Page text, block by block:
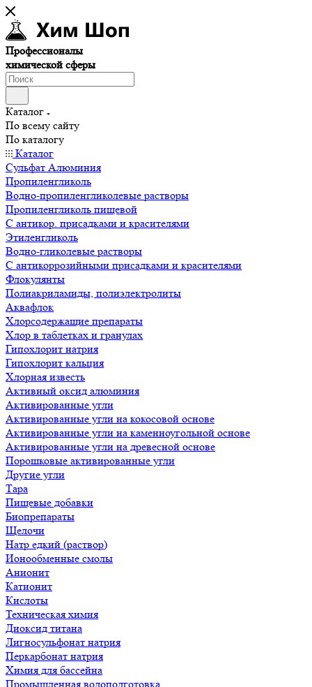
Профессионалы
химической сферы
Каталог
По всему сайту
По каталогу
Каталог
Сульфат Алюминия
Пропиленгликоль
Водно-пропиленгликолевые растворы
Пропиленгликоль пищевой
С антикор. присадками и красителями
Этиленгликоль
Водно-гликолевые растворы
С антикоррозийными присадками и красителями
Флокулянты
Полиакриламиды, полиэлектролиты
Аквафлок
Хлорсодержащие препараты
Хлор в таблетках и гранулах
Гипохлорит натрия
Гипохлорит кальция
Хлорная известь
Активный оксид алюминия
Активированные угли
Активированные угли на кокосовой основе
Активированные угли на каменноугольной основе
Активированные угли на древесной основе
Порошковые активированные угли
Другие угли
Тара
Пищевые добавки
Биопрепараты
Щелочи
Натр едкий (раствор)
Ионообменные смолы
Анионит
Катионит
Кислоты
Техническая химия
Диоксид титана
Лигносульфонат натрия
Перкарбонат натрия
Химия для бассейна
Промышленная водоподготовка